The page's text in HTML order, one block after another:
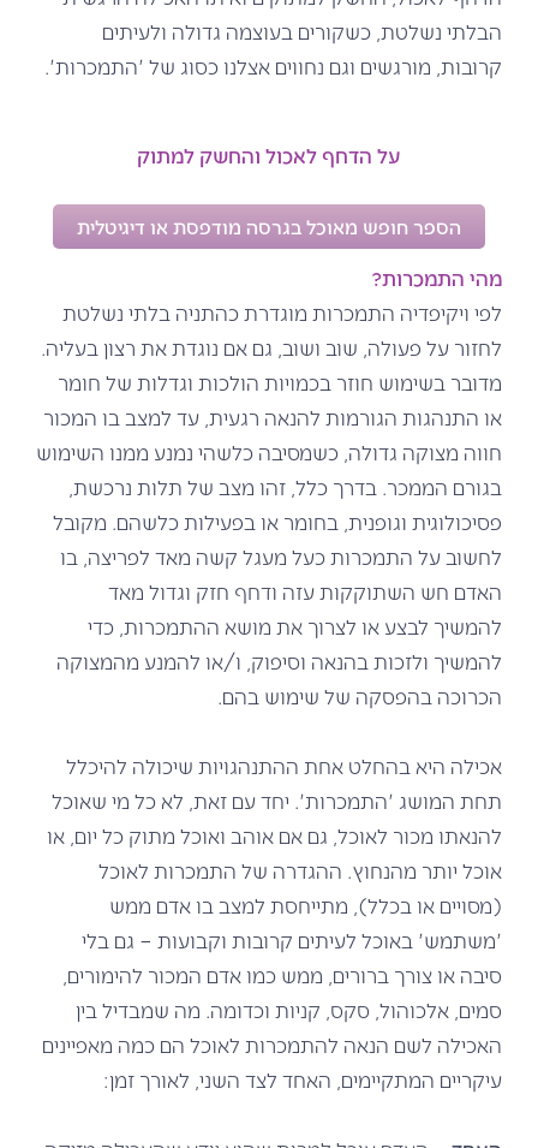
הבלתי נשלטת, כשקורים בעוצמה גדולה ולעיתים
קרובות, מורגשים וגם נחווים אצלנו כסוג של 'התמכרות'.
על הדחף לאכול והחשק למתוק
הספר חופש מאוכל בגרסה מודפסת או דיגיטלית
מהי התמכרות?
לפי ויקיפדיה התמכרות מוגדרת כהתניה בלתי נשלטת
לחזור על פעולה, שוב ושוב, גם אם נוגדת את רצון בעליה.
מדובר בשימוש חוזר בכמויות הולכות וגדלות של חומר
או התנהגות הגורמות להנאה רגעית, עד למצב בו המכור
חווה מצוקה גדולה, כשמסיבה כלשהי נמנע ממנו השימוש
בגורם הממכר. בדרך כלל, זהו מצב של תלות נרכשת,
פסיכולוגית וגופנית, בחומר או בפעילות כלשהם. מקובל
לחשוב על התמכרות כעל מעגל קשה מאד לפריצה, בו
האדם חש השתוקקות עזה ודחף חזק וגדול מאד
להמשיך לבצע או לצרוך את מושא ההתמכרות, כדי
להמשיך ולזכות בהנאה וסיפוק, ו/או להמנע מהמצוקה
הכרוכה בהפסקה של שימוש בהם.
אכילה היא בהחלט אחת ההתנהגויות שיכולה להיכלל
תחת המושג 'התמכרות'. יחד עם זאת, לא כל מי שאוכל
להנאתו מכור לאוכל, גם אם אוהב ואוכל מתוק כל יום, או
אוכל יותר מהנחוץ. ההגדרה של התמכרות לאוכל
(מסויים או בכלל), מתייחסת למצב בו אדם ממש
'משתמש' באוכל לעיתים קרובות וקבועות – גם בלי
סיבה או צורך ברורים, ממש כמו אדם המכור להימורים,
סמים, אלכוהול, סקס, קניות וכדומה. מה שמבדיל בין
האכילה לשם הנאה להתמכרות לאוכל הם כמה מאפיינים
עיקריים המתקיימים, האחד לצד השני, לאורך זמן: